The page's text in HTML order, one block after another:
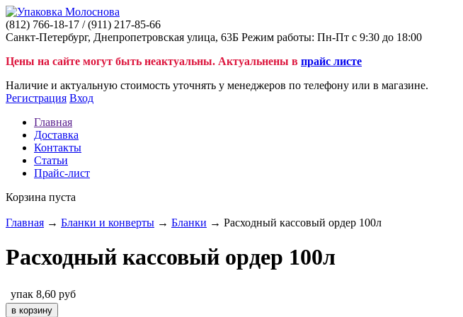
(812) 766-18-17 / (911) 217-85-66
Санкт-Петербург, Днепропетровская улица, 63Б Режим работы: Пн-Пт с 9:30 до 18:00
Цены на сайте могут быть неактуальны. Актуальнены в прайс листе
Наличие и актуальную стоимость уточнять у менеджеров по телефону или в магазине.
Регистрация Вход
Главная
Доставка
Контакты
Статьи
Прайс-лист
Корзина пуста
Главная → Бланки и конверты → Бланки → Расходный кассовый ордер 100л
Расходный кассовый ордер 100л
упак 8,60 руб